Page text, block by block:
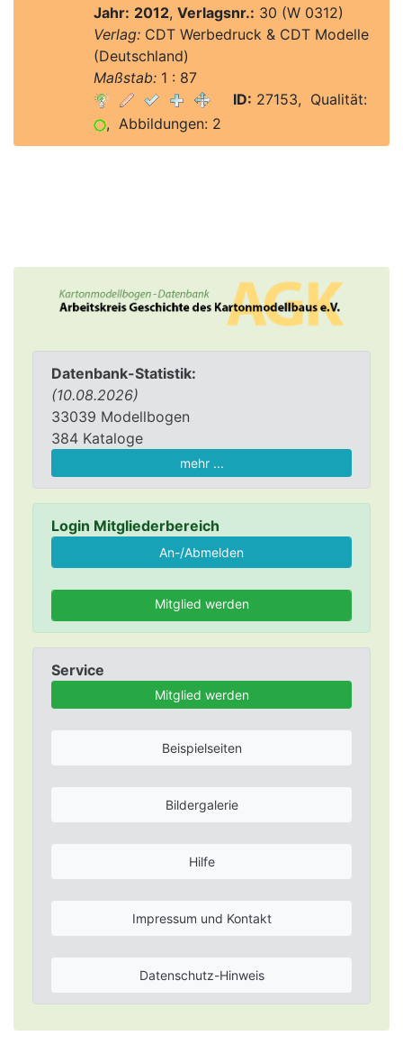
Datenbank-Statistik:
(10.08.2026)
33039 Modellbogen
384 Kataloge
mehr ...
Login Mitgliederbereich
Mitglied werden
Service
Mitglied werden
Beispielseiten
Bildergalerie
Hilfe
Impressum und Kontakt
Datenschutz-Hinweis
Jahr: 2012, Verlagsnr.: 30 (W 0312)
Verlag:CDT Werbedruck & CDT Modelle
(Deutschland)
Maßstab:1 : 87
ID: 27153, Qualität:
, Abbildungen: 2